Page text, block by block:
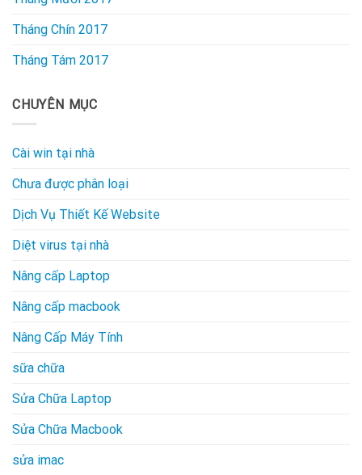
Tháng Chín 2017
Tháng Tám 2017
CHUYÊN MỤC
Cài win tại nhà
Chưa được phân loại
Dịch Vụ Thiết Kế Website
Diệt virus tại nhà
Nâng cấp Laptop
Nâng cấp macbook
Nâng Cấp Máy Tính
sữa chữa
Sửa Chữa Laptop
Sửa Chữa Macbook
sửa imac